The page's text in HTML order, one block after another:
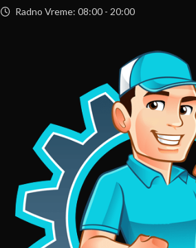
Radno Vreme: 08:00 - 20:00